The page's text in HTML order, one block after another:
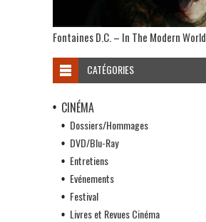
Fontaines D.C. – In The Modern World
CATÉGORIES
CINÉMA
Dossiers/Hommages
DVD/Blu-Ray
Entretiens
Evénements
Festival
Livres et Revues Cinéma